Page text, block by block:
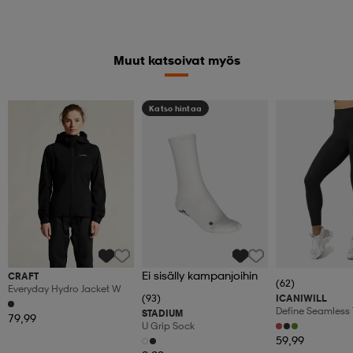
Muut katsoivat myös
CRAFT
Everyday Hydro Jacket W
79,99
Katso hintaa
Ei sisälly kampanjoihin
(93)
STADIUM
U Grip Sock
(62)
ICANIWILL
Define Seamless
59,99